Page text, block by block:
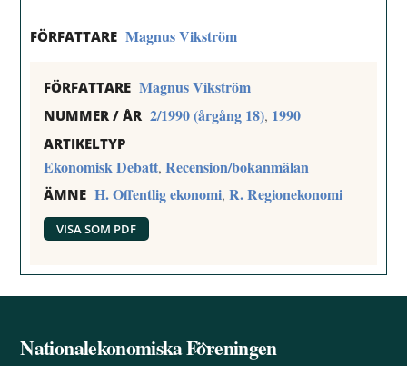
FÖRFATTARE Magnus Vikström
FÖRFATTARE Magnus Vikström
NUMMER / ÅR 2/1990 (årgång 18), 1990
ARTIKELTYP
Ekonomisk Debatt,Recension/bokanmälan
ÄMNE H. Offentlig ekonomi,R. Regionekonomi
VISA SOM PDF
Back
Nationalekonomiska Föreningen